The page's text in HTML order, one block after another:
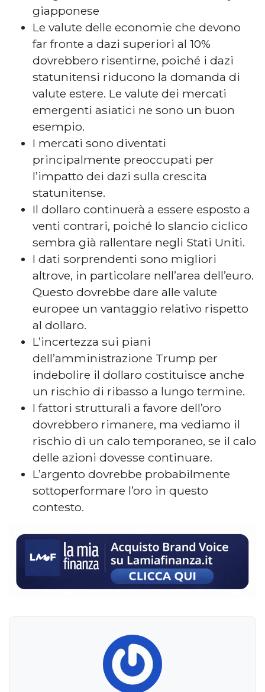
giapponese
Le valute delle economie che devono
far fronte a dazi superiori al 10%
dovrebbero risentirne, poiché i dazi
statunitensi riducono la domanda di
valute estere. Le valute dei mercati
emergenti asiatici ne sono un buon
esempio.
I mercati sono diventati
principalmente preoccupati per
l’impatto dei dazi sulla crescita
statunitense.
Il dollaro continuerà a essere esposto a
venti contrari, poiché lo slancio ciclico
sembra già rallentare negli Stati Uniti.
I dati sorprendenti sono migliori
altrove, in particolare nell’area dell’euro.
Questo dovrebbe dare alle valute
europee un vantaggio relativo rispetto
al dollaro.
L’incertezza sui piani
dell’amministrazione Trump per
indebolire il dollaro costituisce anche
un rischio di ribasso a lungo termine.
I fattori strutturali a favore dell’oro
dovrebbero rimanere, ma vediamo il
rischio di un calo temporaneo, se il calo
delle azioni dovesse continuare.
L’argento dovrebbe probabilmente
sottoperformare l’oro in questo
contesto.